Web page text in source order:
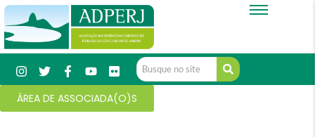
ÁREA DE ASSOCIADA(O)S